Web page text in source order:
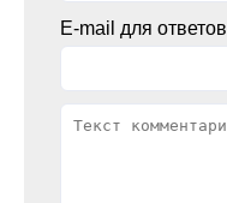
E-mail для